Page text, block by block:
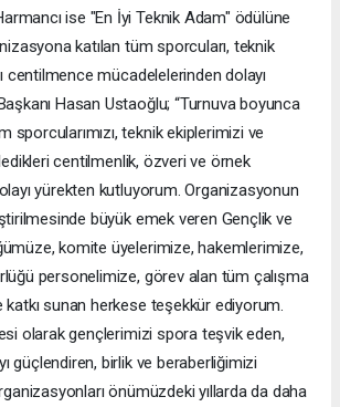
ise "En İyi Teknik Adam" ödülüne
katılan tüm sporcuları, teknik
centilmence mücadelelerinden dolayı
Hasan Ustaoğlu; “Turnuva boyunca
sporcularımızı, teknik ekiplerimizi ve
centilmenlik, özveri ve örnek
yürekten kutluyorum. Organizasyonun
büyük emek veren Gençlik ve
komite üyelerimize, hakemlerimize,
personelimize, görev alan tüm çalışma
katkı sunan herkese teşekkür ediyorum.
olarak gençlerimizi spora teşvik eden,
güçlendiren, birlik ve beraberliğimizi
önümüzdeki yıllarda da daha